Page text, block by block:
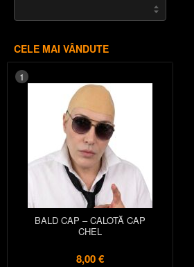
CELE MAI VÂNDUTE
1
BALD CAP – CALOTĂ CAP
CHEL
8,00 €